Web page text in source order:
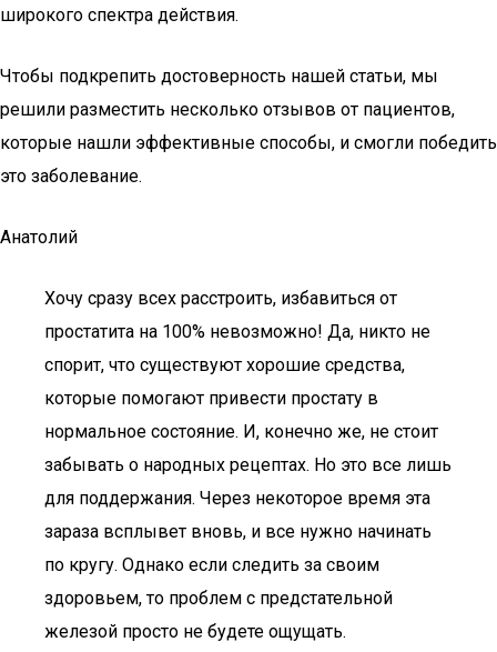
широкого спектра действия.
Чтобы подкрепить достоверность нашей статьи, мы
решили разместить несколько отзывов от пациентов,
которые нашли эффективные способы, и смогли победить
это заболевание.
Анатолий
Хочу сразу всех расстроить, избавиться от
простатита на 100% невозможно! Да, никто не
спорит, что существуют хорошие средства,
которые помогают привести простату в
нормальное состояние. И, конечно же, не стоит
забывать о народных рецептах. Но это все лишь
для поддержания. Через некоторое время эта
зараза всплывет вновь, и все нужно начинать
по кругу. Однако если следить за своим
здоровьем, то проблем с предстательной
железой просто не будете ощущать.